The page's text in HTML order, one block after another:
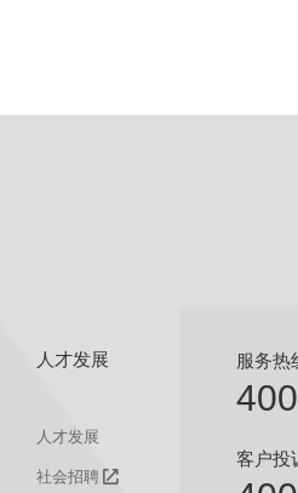
人才发展
人才发展
社会招聘
服务热
客户投